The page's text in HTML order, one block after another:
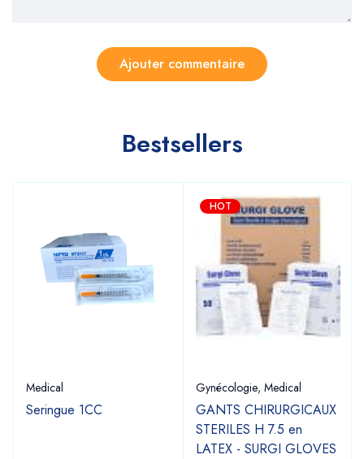
Bestsellers
Medical
Seringue 1CC
HOT
Gynécologie, Medical
GANTS CHIRURGICAUX
STERILES H 7.5 en
LATEX - SURGI GLOVES